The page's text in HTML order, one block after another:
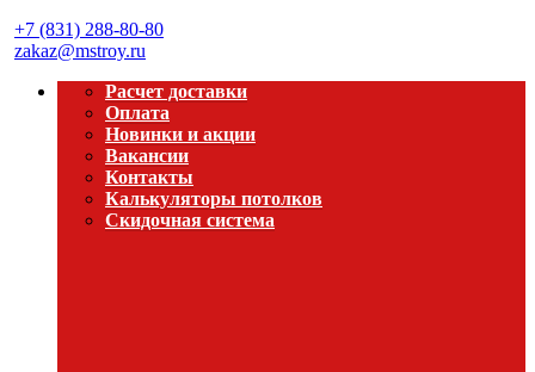
+7 (831) 288-80-80
zakaz@mstroy.ru
Расчет доставки
Оплата
Новинки и акции
Вакансии
Контакты
Калькуляторы потолков
Скидочная система